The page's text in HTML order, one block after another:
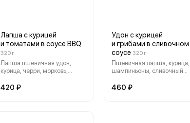
Лапша с курицей
и томатами в соусе BBQ
320 г
Лапша пшеничная удон,
курица, черри, морковь,
корейский соус BBQ.
420 ₽
Удон с курицей
и грибами в сливочном
соусе 320 г
Пшеничная лапша, курица,
шампиньоны, сливочный
460 ₽